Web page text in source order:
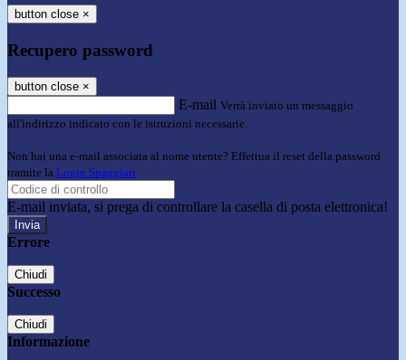
button close ×
Recupero password
button close ×
E-mail Verrà inviato un messaggio
all'indirizzo indicato con le istruzioni necessarie.
Non hai una e-mail associata al nome utente? Effettua il reset della password
tramite la Login Spaggiari
E-mail inviata, si prega di controllare la casella di posta elettronica!
Errore
Chiudi
Successo
Chiudi
Informazione